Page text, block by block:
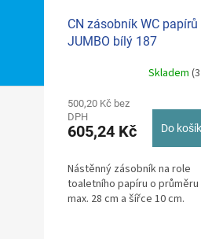
CN zásobník WC papírů
JUMBO bílý 187
produktu
je
4,0
5
hvězdiček.
Skladem
500,20 Kč bez
DPH
605,24 Kč Do
Nástěnný zásobník na role
toaletního papíru o průměru
max. 28 cm a šířce 10 cm.